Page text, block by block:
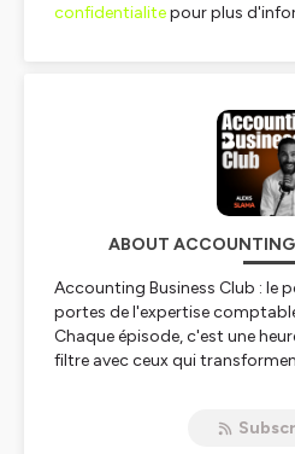
confidentialitepour plus
ABOUT ACCOUNTING
Accounting Business Club : le
portes de l'expertise
Chaque épisode, c'est une
filtre avec ceux qui
demain, entrepreneurs qui